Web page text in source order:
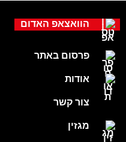
הוואצאפ האדום
פרסום באתר
אודות
צור קשר
מגזין